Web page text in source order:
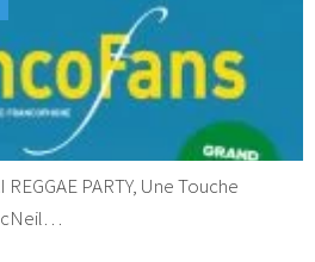
PARTY, Une Touche